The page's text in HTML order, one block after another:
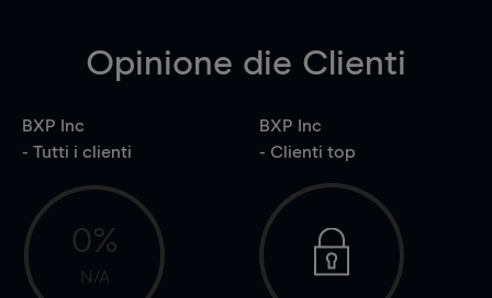
Opinione die Clienti
BXP Inc
- Tutti i clienti
0%
N/A
BXP Inc
- Clienti top